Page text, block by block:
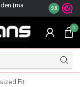
(ma Gratis
9.6
0
Fit